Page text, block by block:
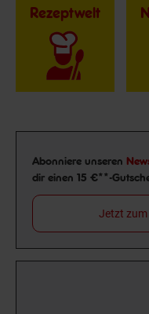
Rezeptwelt
Newsletter
Abonniere unseren
dir einen 15 €**-
Jetzt zum